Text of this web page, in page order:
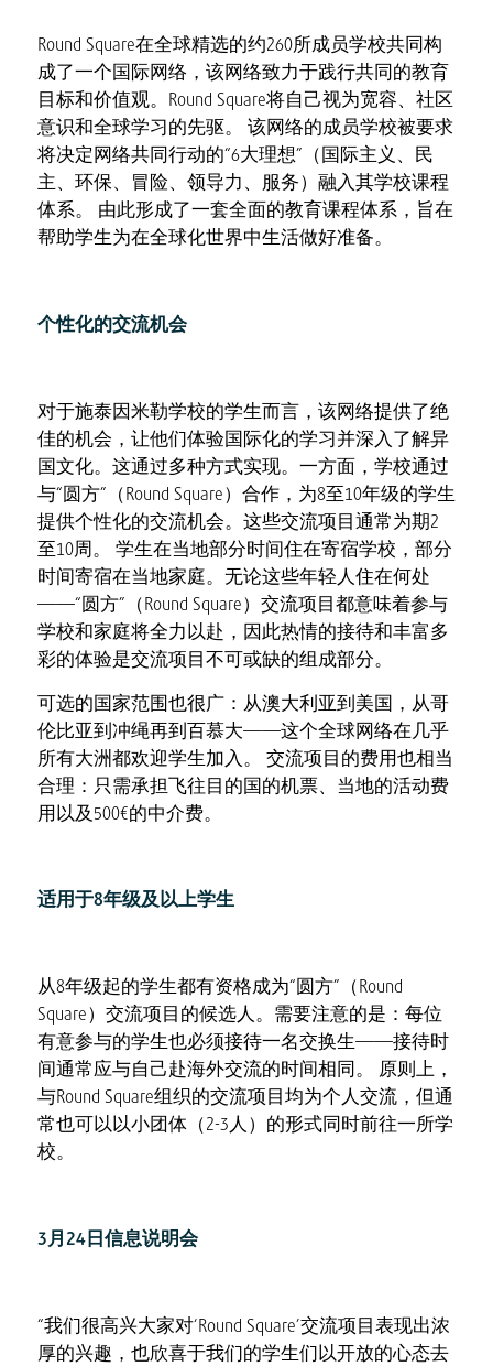
Round Square在全球精选的约260所成员学校共同构
成了一个国际网络，该网络致力于践行共同的教育
目标和价值观。Round Square将自己视为宽容、社区
意识和全球学习的先驱。 该网络的成员学校被要求
将决定网络共同行动的“6大理想”（国际主义、民
主、环保、冒险、领导力、服务）融入其学校课程
体系。 由此形成了一套全面的教育课程体系，旨在
帮助学生为在全球化世界中生活做好准备。
个性化的交流机会
对于施泰因米勒学校的学生而言，该网络提供了绝
佳的机会，让他们体验国际化的学习并深入了解异
国文化。这通过多种方式实现。一方面，学校通过
与“圆方”（Round Square）合作，为8至10年级的学生
提供个性化的交流机会。这些交流项目通常为期2
至10周。 学生在当地部分时间住在寄宿学校，部分
时间寄宿在当地家庭。无论这些年轻人住在何处
——“圆方”（Round Square）交流项目都意味着参与
学校和家庭将全力以赴，因此热情的接待和丰富多
彩的体验是交流项目不可或缺的组成部分。
可选的国家范围也很广：从澳大利亚到美国，从哥
伦比亚到冲绳再到百慕大——这个全球网络在几乎
所有大洲都欢迎学生加入。 交流项目的费用也相当
合理：只需承担飞往目的国的机票、当地的活动费
用以及500€的中介费。
适用于8年级及以上学生
从8年级起的学生都有资格成为“圆方”（Round
Square）交流项目的候选人。需要注意的是：每位
有意参与的学生也必须接待一名交换生——接待时
间通常应与自己赴海外交流的时间相同。 原则上，
与Round Square组织的交流项目均为个人交流，但通
常也可以以小团体（2-3人）的形式同时前往一所学
校。
3月24日信息说明会
“我们很高兴大家对‘Round Square’交流项目表现出浓
厚的兴趣，也欣喜于我们的学生们以开放的心态去